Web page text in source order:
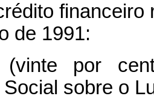
financeiro
de 1991:
por
sobre o